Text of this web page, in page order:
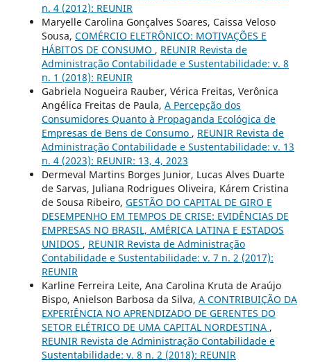
n. 4 (2012): REUNIR
Maryelle Carolina Gonçalves Soares, Caissa Veloso
Sousa, COMÉRCIO ELETRÔNICO: MOTIVAÇÕES E
HÁBITOS DE CONSUMO , REUNIR Revista de
Administração Contabilidade e Sustentabilidade: v. 8
n. 1 (2018): REUNIR
Gabriela Nogueira Rauber, Vérica Freitas, Verônica
Angélica Freitas de Paula, A Percepção dos
Consumidores Quanto à Propaganda Ecológica de
Empresas de Bens de Consumo , REUNIR Revista de
Administração Contabilidade e Sustentabilidade: v. 13
n. 4 (2023): REUNIR: 13, 4, 2023
Dermeval Martins Borges Junior, Lucas Alves Duarte
de Sarvas, Juliana Rodrigues Oliveira, Kárem Cristina
de Sousa Ribeiro, GESTÃO DO CAPITAL DE GIRO E
DESEMPENHO EM TEMPOS DE CRISE: EVIDÊNCIAS DE
EMPRESAS NO BRASIL, AMÉRICA LATINA E ESTADOS
UNIDOS , REUNIR Revista de Administração
Contabilidade e Sustentabilidade: v. 7 n. 2 (2017):
REUNIR
Karline Ferreira Leite, Ana Carolina Kruta de Araújo
Bispo, Anielson Barbosa da Silva, A CONTRIBUIÇÃO DA
EXPERIÊNCIA NO APRENDIZADO DE GERENTES DO
SETOR ELÉTRICO DE UMA CAPITAL NORDESTINA ,
REUNIR Revista de Administração Contabilidade e
Sustentabilidade: v. 8 n. 2 (2018): REUNIR